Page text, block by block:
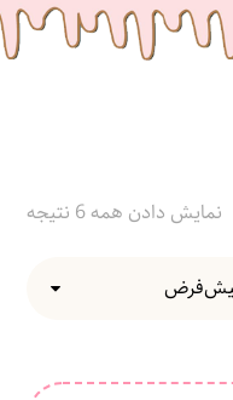
نمایش دادن همه 6 نتیجه